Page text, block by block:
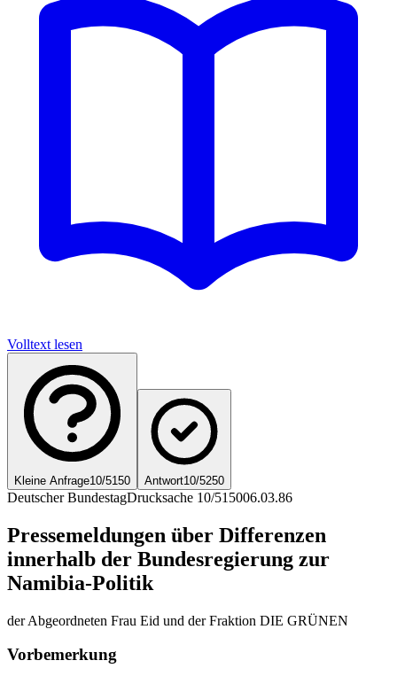
Volltext lesen
Kleine Anfrage10/5150 Antwort10/5250
Deutscher BundestagDrucksache 10/515006.03.86
Pressemeldungen über Differenzen
innerhalb der Bundesregierung zur
Namibia-Politik
der Abgeordneten Frau Eid und der Fraktion DIE GRÜNEN
Vorbemerkung